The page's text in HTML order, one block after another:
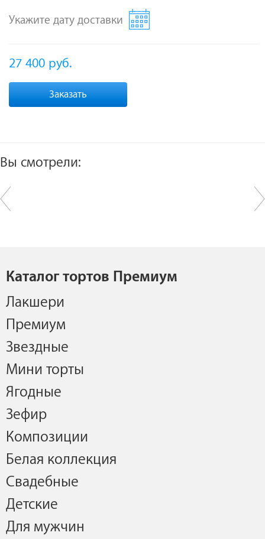
Укажите дату доставки
27 400 руб.
Заказать
Вы смотрели:
Каталог тортов Премиум
Лакшери
Премиум
Звездные
Мини торты
Ягодные
Зефир
Композиции
Белая коллекция
Свадебные
Детские
Для мужчин